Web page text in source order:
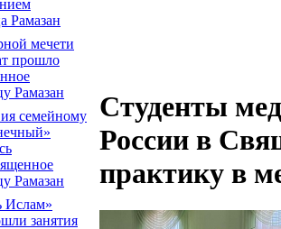
Рамазан
мечети
прошло
Рамазан
семейному
Рамазан
Ислам»
занятия
Cтуденты
России в
практику в